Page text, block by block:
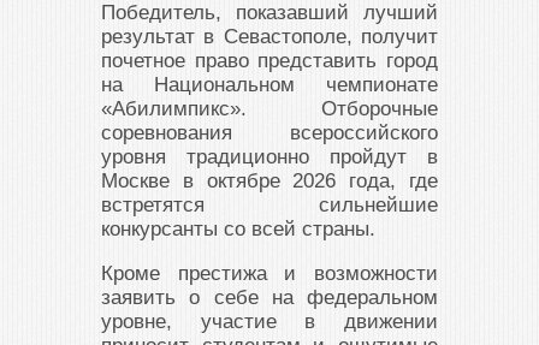
Победитель, показавший лучший
результат в Севастополе, получит
почетное право представить город
на Национальном чемпионате
«Абилимпикс». Отборочные
соревнования всероссийского
уровня традиционно пройдут в
Москве в октябре 2026 года, где
встретятся сильнейшие
конкурсанты со всей страны.
Кроме престижа и возможности
заявить о себе на федеральном
уровне, участие в движении